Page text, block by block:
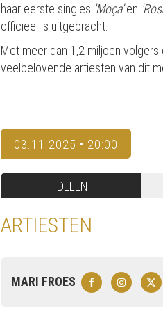
haar eerste singles 'Moça’en
officieel is uitgebracht.
Met meer dan 1,2 miljoen
veelbelovende artiesten van dit
03.11.2025 • 20:00
DELEN
ARTIESTEN
MARI FROES